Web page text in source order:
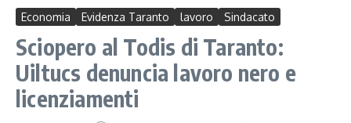
Economia Evidenza Taranto lavoro Sindacato
Sciopero al Todis di Taranto:
Uiltucs denuncia lavoro nero e
licenziamenti